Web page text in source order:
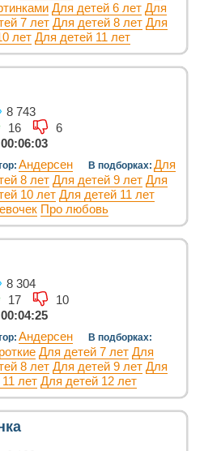
Для детей 6 лет Для
7 лет Для детей 8 лет Для
лет Для детей 11 лет
8 743
16
6
00:06:03
Андерсен В подборках: Для
8 лет Для детей 9 лет Для
10 лет Для детей 11 лет
Про любовь
8 304
17
10
00:04:25
Андерсен В подборках:
Для детей 7 лет Для
8 лет Для детей 9 лет Для
лет Для детей 12 лет